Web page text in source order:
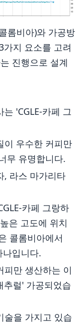
롬비아)와 가공방
가지 요소를 고려
진행으로 설계
'CGLE-카페 그
이 우수한 커피만
무 유명합니다.
, 라스 마가리타
카페 그랑하
은 고도에 위치
콜롬비아에서
입니다.
피만 생산하는 이
추럴' 가공되었습
술을 가지고 있습